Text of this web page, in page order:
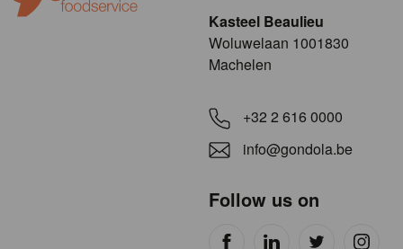
Kasteel Beaulieu
​​​Woluwelaan 1001830
Machelen
+32 2 616 0000
info@gondola.be
Follow us on